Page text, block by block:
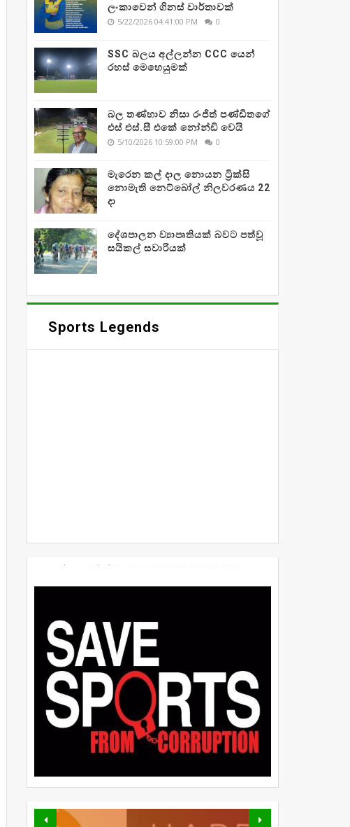
ලංකාවෙන් ගිනස් වාර්තාවක්
5/22/2026 04:41:00 PM 0
SSC බලය අල්ලන්න CCC යෙන්
රහස් මෙහෙයුමක්
බල තණ්හාව නිසා රංජිත් පණ්ඩිතගේ
එස් එස්.සී එකේ නෝන්ඩි වෙයි
5/10/2026 10:59:00 PM 0
මැරෙන කල් දාල නොයන ට්‍රික්සි
නොමැති නෙට්බෝල් නිලවරණය 22
දා
දේශපාලන ව්‍යාපෘතියක් බවට පත්වූ
සයිකල් සවාරියක්
Sports Legends